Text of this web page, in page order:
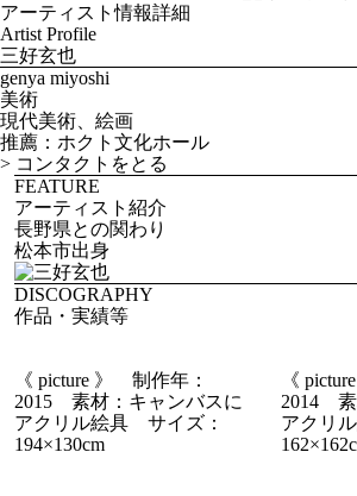
アーティスト情報詳細
Artist Profile
三好玄也
genya miyoshi
美術
現代美術、絵画
推薦：ホクト文化ホール
> コンタクトをとる
FEATURE
アーティスト紹介
長野県との関わり
松本市出身
DISCOGRAPHY
作品・実績等
《 picture 》 制作年：
2015 素材：キャンバスに
アクリル絵具 サイズ：
194×130cm
《
2014 素
アクリ